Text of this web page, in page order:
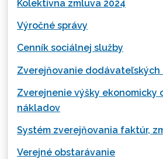
Kolektívna zmluva 2024
Výročné správy
Cenník sociálnej služby
Zverejňovanie dodávateľských
Zverejnenie výšky ekonomicky
nákladov
Systém zverejňovania faktúr,
Verejné obstarávanie